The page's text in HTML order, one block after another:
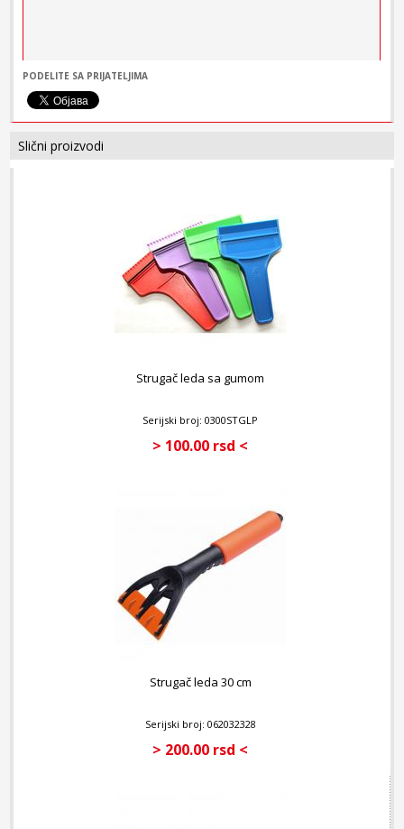
PODELITE SA PRIJATELJIMA
Slični proizvodi
Strugač leda sa gumom
Serijski broj: 0300STGLP
> 100.00 rsd <
Strugač leda 30 cm
Serijski broj: 062032328
> 200.00 rsd <